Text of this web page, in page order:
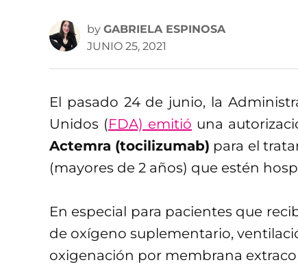
by GABRIELA ESPINOSA
JUNIO 25, 2021
El pasado 24 de junio, la
Unidos (FDA) emitió una
Actemra (tocilizumab) para el
(mayores de 2 años) que estén
En especial para pacientes que
de oxígeno suplementario,
oxigenación por membrana